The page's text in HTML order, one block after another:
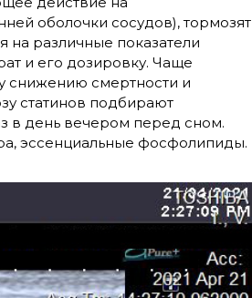
оболочки сосудов), тормозят
на различные показатели
и его дозировку. Чаще
снижению смертности и
статинов подбирают
в день вечером перед сном.
эссенциальные фосфолипиды.